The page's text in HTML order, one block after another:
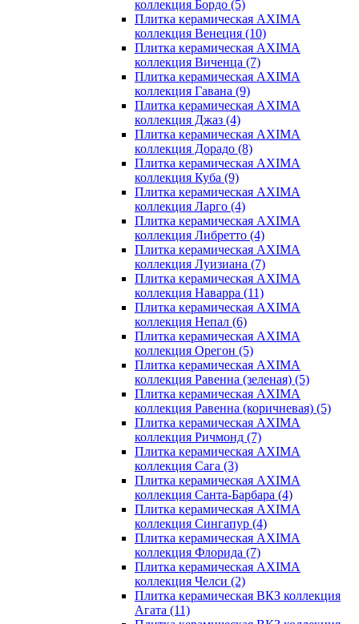
коллекция Бордо (5)
Плитка керамическая AXIMA
коллекция Венеция (10)
Плитка керамическая AXIMA
коллекция Виченца (7)
Плитка керамическая AXIMA
коллекция Гавана (9)
Плитка керамическая AXIMA
коллекция Джаз (4)
Плитка керамическая AXIMA
коллекция Дорадо (8)
Плитка керамическая AXIMA
коллекция Куба (9)
Плитка керамическая AXIMA
коллекция Ларго (4)
Плитка керамическая AXIMA
коллекция Либретто (4)
Плитка керамическая AXIMA
коллекция Луизиана (7)
Плитка керамическая AXIMA
коллекция Наварра (11)
Плитка керамическая AXIMA
коллекция Непал (6)
Плитка керамическая AXIMA
коллекция Орегон (5)
Плитка керамическая AXIMA
коллекция Равенна (зеленая) (5)
Плитка керамическая AXIMA
коллекция Равенна (коричневая) (5)
Плитка керамическая AXIMA
коллекция Ричмонд (7)
Плитка керамическая AXIMA
коллекция Сага (3)
Плитка керамическая AXIMA
коллекция Санта-Барбара (4)
Плитка керамическая AXIMA
коллекция Сингапур (4)
Плитка керамическая AXIMA
коллекция Флорида (7)
Плитка керамическая AXIMA
коллекция Челси (2)
Плитка керамическая ВКЗ коллекция
Агата (11)